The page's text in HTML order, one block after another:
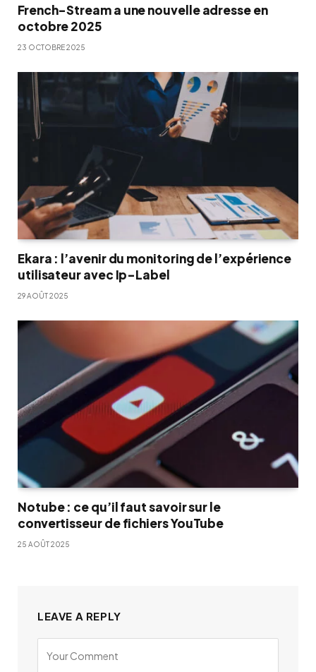
French-Stream a une nouvelle adresse en
octobre 2025
23 OCTOBRE 2025
Ekara : l’avenir du monitoring de l’expérience
utilisateur avec Ip-Label
29 AOÛT 2025
Notube : ce qu’il faut savoir sur le
convertisseur de fichiers YouTube
25 AOÛT 2025
LEAVE A REPLY